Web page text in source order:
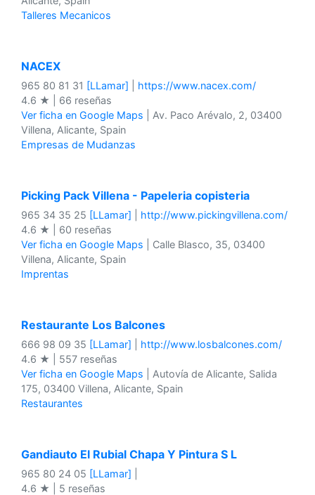
Talleres Mecanicos
NACEX
965 80 81 31 [LLamar]
https://www.nacex.com/
4.6 ★ | 66 reseñas
Ver ficha en Google Maps | Av. Paco Arévalo, 2, 03400
Villena, Alicante, Spain
Empresas de Mudanzas
Picking Pack Villena - Papeleria copisteria
965 34 35 25 [LLamar]
http://www.pickingvillena.com/
4.6 ★ | 60 reseñas
Ver ficha en Google Maps | Calle Blasco, 35, 03400
Villena, Alicante, Spain
Imprentas
Restaurante Los Balcones
666 98 09 35 [LLamar]
http://www.losbalcones.com/
4.6 ★ | 557 reseñas
Ver ficha en Google Maps | Autovía de Alicante, Salida
175, 03400 Villena, Alicante, Spain
Restaurantes
Gandiauto El Rubial Chapa Y Pintura S L
965 80 24 05 [LLamar]
4.6 ★ | 5 reseñas